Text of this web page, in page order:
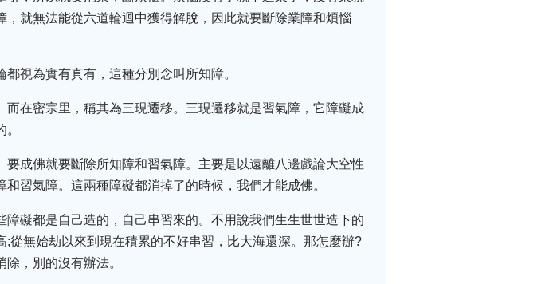
就無法能從六道輪迴中獲得解脫，因此就要斷除業障和煩惱
視為實有真有，這種分別念叫所知障。
在密宗里，稱其為三現遷移。三現遷移就是習氣障，它障礙成
成佛就要斷除所知障和習氣障。主要是以遠離八邊戲論大空性
習氣障。這兩種障礙都消掉了的時候，我們才能成佛。
礙都是自己造的，自己串習來的。不用說我們生生世世造下的
無始劫以來到現在積累的不好串習，比大海還深。那怎麼辦?
，別的沒有辦法。